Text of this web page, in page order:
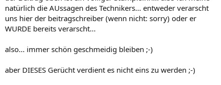
natürlich die AUssagen des Technikers... entweder verarscht
uns hier der beitragschreiber (wenn nicht: sorry) oder er
WURDE bereits verarscht...
also... immer schön geschmeidig bleiben ;-)
aber DIESES Gerücht verdient es nicht eins zu werden ;-)